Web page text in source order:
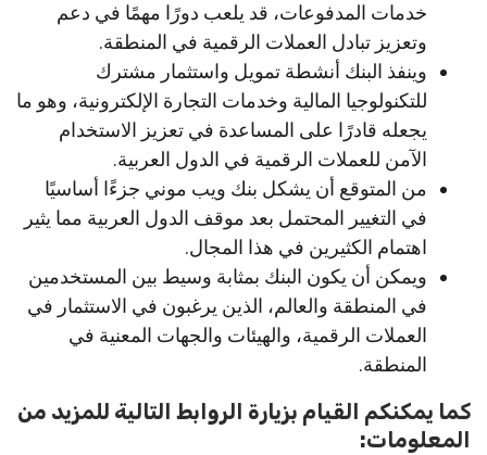
خدمات المدفوعات، قد يلعب دورًا مهمًا في دعم
وتعزيز تبادل العملات الرقمية في المنطقة.
وينفذ البنك أنشطة تمويل واستثمار مشترك
للتكنولوجيا المالية وخدمات التجارة الإلكترونية، وهو ما
يجعله قادرًا على المساعدة في تعزيز الاستخدام
الآمن للعملات الرقمية في الدول العربية.
من المتوقع أن يشكل بنك ويب موني جزءًا أساسيًا
في التغيير المحتمل بعد موقف الدول العربية مما يثير
اهتمام الكثيرين في هذا المجال.
ويمكن أن يكون البنك بمثابة وسيط بين المستخدمين
في المنطقة والعالم، الذين يرغبون في الاستثمار في
العملات الرقمية، والهيئات والجهات المعنية في
المنطقة.
كما يمكنكم القيام بزيارة الروابط التالية للمزيد من
المعلومات: